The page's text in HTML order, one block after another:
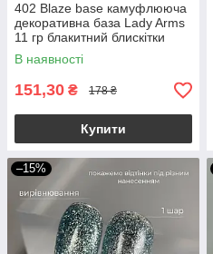
402 Blaze base камуфлююча
декоративна база Lady Arms
11 гр блакитний блискітки
В наявності
151,30 ₴ 178 ₴
Купити
–15%